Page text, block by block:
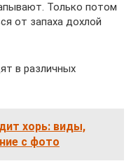
Только потом
от запаха дохлой
в различных
хорь: виды,
с фото